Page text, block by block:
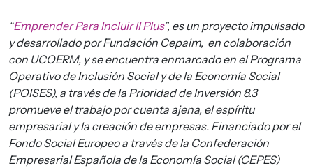
“Emprender Para Incluir II Plus”, es un proyecto impulsado
y desarrollado por Fundación Cepaim, en colaboración
con UCOERM, y se encuentra enmarcado en el Programa
Operativo de Inclusión Social y de la Economía Social
(POISES), a través de la Prioridad de Inversión 8.3
promueve el trabajo por cuenta ajena, el espíritu
empresarial y la creación de empresas. Financiado por el
Fondo Social Europeo a través de la Confederación
Empresarial Española de la Economía Social (CEPES)